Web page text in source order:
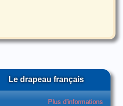
Le drapeau français
Plus d'informations